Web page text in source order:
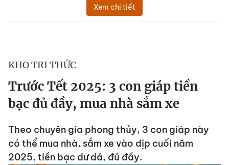
Xem chi tiết
KHO TRI THỨC
Trước Tết 2025: 3 con giáp tiền
bạc đủ đầy, mua nhà sắm xe
Theo chuyên gia phong thủy, 3 con giáp này
có thể mua nhà, sắm xe vào dịp cuối năm
2025, tiền bạc dư dả, đủ đầy.